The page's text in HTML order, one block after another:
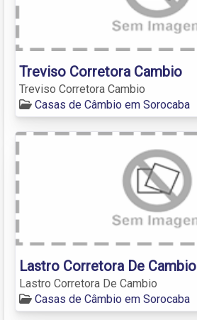
Treviso Corretora Cambio
Treviso Corretora Cambio
Casas de Câmbio em Sorocaba
Lastro Corretora De Cambio
Lastro Corretora De Cambio
Casas de Câmbio em Sorocaba